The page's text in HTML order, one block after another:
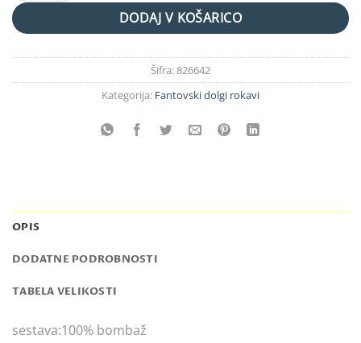
DODAJ V KOŠARICO
Šifra:826642
Kategorija: Fantovski dolgi rokavi
OPIS
DODATNE PODROBNOSTI
TABELA VELIKOSTI
sestava:100% bombaž